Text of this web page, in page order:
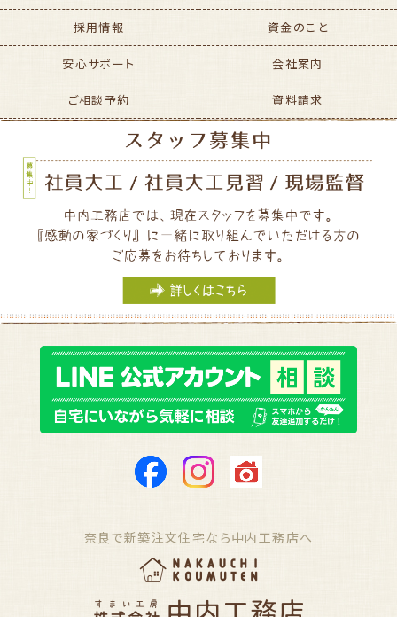
採用情報 資金のこと
安心サポート 会社案内
ご相談予約 資料請求
奈良で新築注文住宅なら中内工務店へ